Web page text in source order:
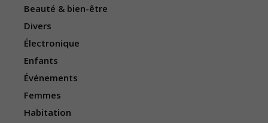
Beauté & bien-être
Divers
Électronique
Enfants
Événements
Femmes
Habitation